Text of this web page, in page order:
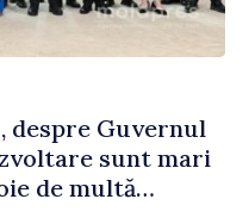
despre Guvernul
sunt mari
de multă